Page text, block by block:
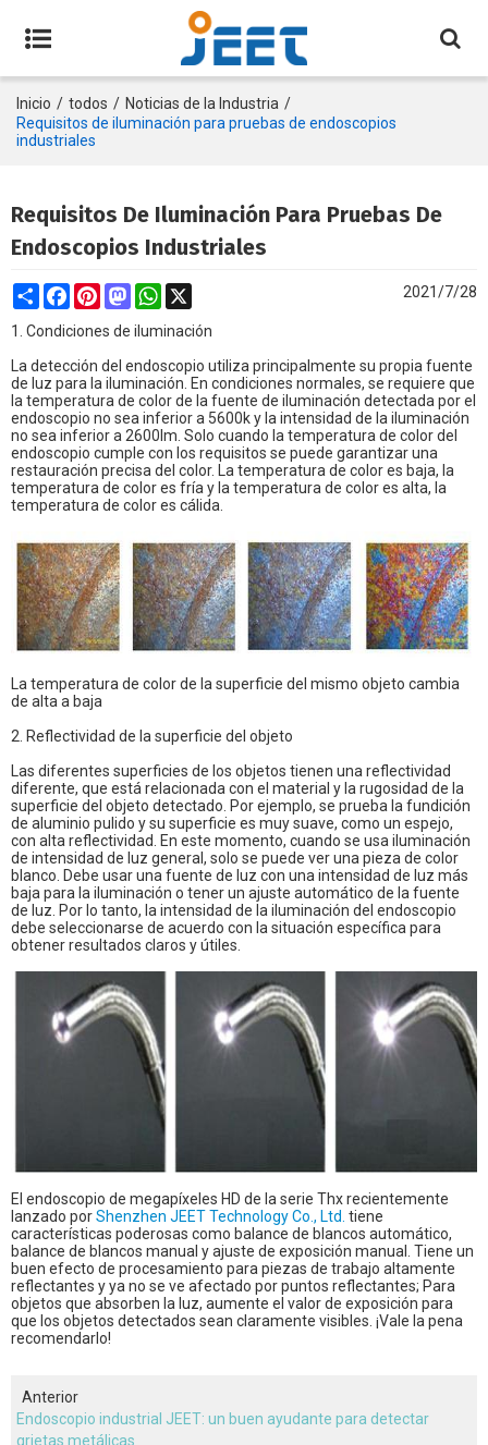
Inicio / todos / Noticias de la Industria /
Requisitos de iluminación para pruebas de endoscopios
industriales
Requisitos De Iluminación Para Pruebas De
Endoscopios Industriales
ShareFacebookPinterestMastodonWhatsApp 2021/7/28
1. Condiciones de iluminación
La detección del endoscopio utiliza principalmente su propia fuente
de luz para la iluminación. En condiciones normales, se requiere que
la temperatura de color de la fuente de iluminación detectada por el
endoscopio no sea inferior a 5600k y la intensidad de la iluminación
no sea inferior a 2600lm. Solo cuando la temperatura de color del
endoscopio cumple con los requisitos se puede garantizar una
restauración precisa del color. La temperatura de color es baja, la
temperatura de color es fría y la temperatura de color es alta, la
temperatura de color es cálida.
La temperatura de color de la superficie del mismo objeto cambia
de alta a baja
2. Reflectividad de la superficie del objeto
Las diferentes superficies de los objetos tienen una reflectividad
diferente, que está relacionada con el material y la rugosidad de la
superficie del objeto detectado. Por ejemplo, se prueba la fundición
de aluminio pulido y su superficie es muy suave, como un espejo,
con alta reflectividad. En este momento, cuando se usa iluminación
de intensidad de luz general, solo se puede ver una pieza de color
blanco. Debe usar una fuente de luz con una intensidad de luz más
baja para la iluminación o tener un ajuste automático de la fuente
de luz. Por lo tanto, la intensidad de la iluminación del endoscopio
debe seleccionarse de acuerdo con la situación específica para
obtener resultados claros y útiles.
El endoscopio de megapíxeles HD de la serie Thx recientemente
lanzado porShenzhen JEET Technology Co., Ltd. tiene
características poderosas como balance de blancos automático,
balance de blancos manual y ajuste de exposición manual. Tiene un
buen efecto de procesamiento para piezas de trabajo altamente
reflectantes y ya no se ve afectado por puntos reflectantes; Para
objetos que absorben la luz, aumente el valor de exposición para
que los objetos detectados sean claramente visibles. ¡Vale la pena
recomendarlo!
Anterior
Endoscopio industrial JEET: un buen ayudante para detectar
grietas metálicas